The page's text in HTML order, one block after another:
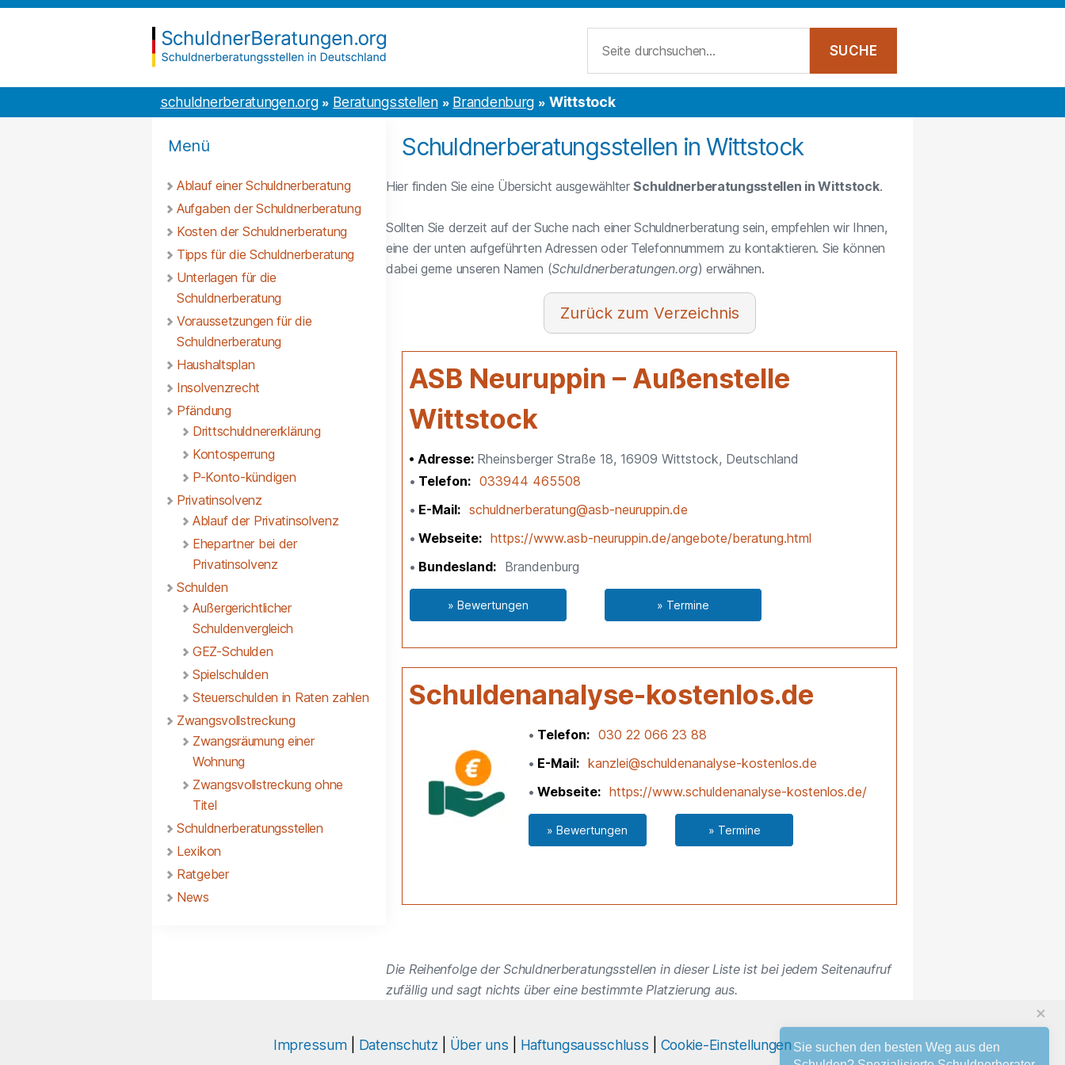
Inhalt
to
schuldnerberatungen.org Beratungsstellen Brandenburg Wittstock
Menü
Ablauf einer Schuldnerberatung
Aufgaben der Schuldnerberatung
Kosten der Schuldnerberatung
Tipps für die Schuldnerberatung
Unterlagen für die
Schuldnerberatung
Voraussetzungen für die
Schuldnerberatung
Haushaltsplan
Insolvenzrecht
Pfändung
Drittschuldnererklärung
Kontosperrung
P-Konto-kündigen
Privatinsolvenz
Ablauf der Privatinsolvenz
Ehepartner bei der
Privatinsolvenz
Schulden
Außergerichtlicher
Schuldenvergleich
GEZ-Schulden
Spielschulden
Steuerschulden in Raten zahlen
Zwangsvollstreckung
Zwangsräumung einer
Wohnung
Zwangsvollstreckung ohne
Titel
Schuldnerberatungsstellen
Lexikon
Ratgeber
News
Schuldnerberatungsstellen in Wittstock
Hier finden Sie eine Übersicht ausgewählterSchuldnerberatungsstellen in Wittstock.
Sollten Sie derzeit auf der Suche nach einer Schuldnerberatung sein, empfehlen wir Ihnen,
eine der unten aufgeführten Adressen oder Telefonnummern zu kontaktieren. Sie können
dabei gerne unseren Namen (Schuldnerberatungen.org) erwähnen.
Verzeichnis
ASB Neuruppin – Außenstelle
Wittstock
Adresse: Rheinsberger Straße 18, 16909 Wittstock, Deutschland
Telefon
033944 465508
E-Mail
schuldnerberatung@asb-neuruppin.de
Webseite
https://www.asb-neuruppin.de/angebote/beratung.html
Bundesland
Brandenburg
» Bewertungen » Termine
Schuldenanalyse-kostenlos.de
Telefon
030 22 066 23 88
E-Mail
kanzlei@schuldenanalyse-kostenlos.de
Webseite
https://www.schuldenanalyse-kostenlos.de/
» Bewertungen » Termine
Die Reihenfolge der Schuldnerberatungsstellen in dieser Liste ist bei jedem Seitenaufruf
zufällig und sagt nichts über eine bestimmte Platzierung aus.
Impressum| Datenschutz Über uns Haftungsausschluss Cookie-Einstellungen
Sie suchen den besten Weg aus den
Schulden? Spezialisierte Schuldnerberater
helfen Ihnen. Kostenlos & unverbindlich. **